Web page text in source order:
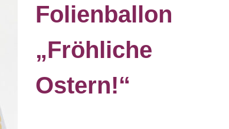
Folienballon
„Fröhliche
Ostern!“